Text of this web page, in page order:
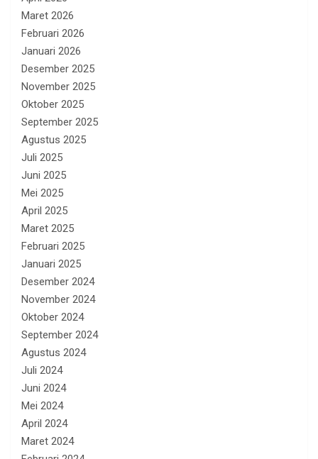
Maret 2026
Februari 2026
Januari 2026
Desember 2025
November 2025
Oktober 2025
September 2025
Agustus 2025
Juli 2025
Juni 2025
Mei 2025
April 2025
Maret 2025
Februari 2025
Januari 2025
Desember 2024
November 2024
Oktober 2024
September 2024
Agustus 2024
Juli 2024
Juni 2024
Mei 2024
April 2024
Maret 2024